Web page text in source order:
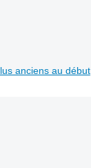
anciens au début